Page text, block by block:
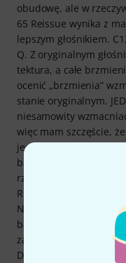
obudowę, ale w
65 Reissue wynika z
lepszym głośnikiem.
Q. Z oryginalnym
tektura, a całe
ocenić „brzmienia”
stanie oryginalnym.
niesamowity
więc mam szczęście,
jeszcze bardziej
bardziej mieniące się
rzeczywistości. Prawie
Reissue brzmi w
Najpierw
basową odpowiedź,
za mocną jak na mój
Dlatego podłączyłem